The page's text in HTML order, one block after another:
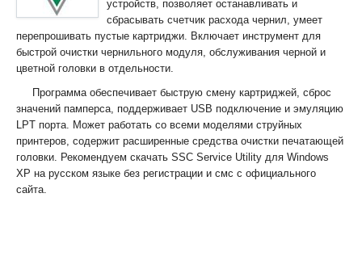
устройств, позволяет останавливать и
сбрасывать счетчик расхода чернил, умеет
перепрошивать пустые картриджи. Включает инструмент для
быстрой очистки чернильного модуля, обслуживания черной и
цветной головки в отдельности.
Программа обеспечивает быструю смену картриджей, сброс
значений памперса, поддерживает USB подключение и эмуляцию
LPT порта. Может работать со всеми моделями струйных
принтеров, содержит расширенные средства очистки печатающей
головки. Рекомендуем скачать SSC Service Utility для Windows
XP на русском языке без регистрации и смс с официального
сайта.